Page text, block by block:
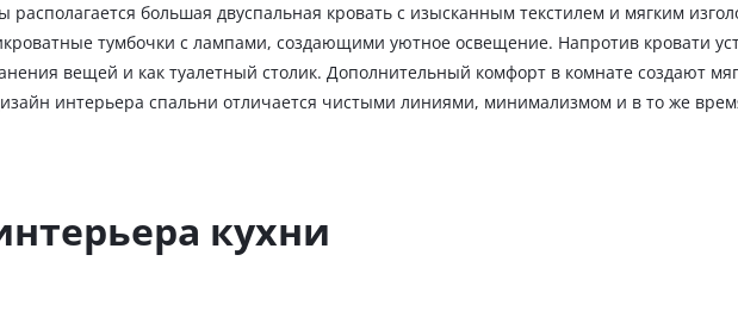
располагается большая двуспальная кровать с изысканным текстилем и мягким
тумбочки с лампами, создающими уютное освещение. Напротив кровати
вещей и как туалетный столик. Дополнительный комфорт в комнате создают
интерьера спальни отличается чистыми линиями, минимализмом и в то же
кухни